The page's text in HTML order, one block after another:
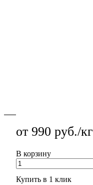
от 990 руб./кг
В корзину
Купить в 1 клик